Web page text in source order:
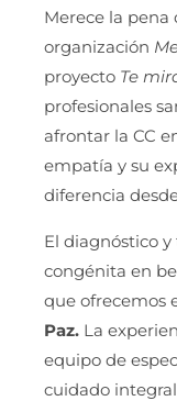
Merece la pena
organización
proyecto Te
profesionales
afrontar la CC
empatía y su
diferencia
El diagnóstico
congénita en
que ofrecemos
Paz. La
equipo de
cuidado